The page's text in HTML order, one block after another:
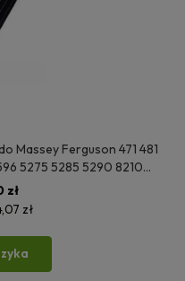
Massey Ferguson 471 481
5275 5285 5290 8210
3784061M1
zł
zł